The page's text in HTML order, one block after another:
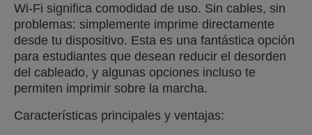
Wi-Fi significa comodidad de uso. Sin cables, sin
problemas: simplemente imprime directamente
desde tu dispositivo. Esta es una fantástica opción
para estudiantes que desean reducir el desorden
del cableado, y algunas opciones incluso te
permiten imprimir sobre la marcha.
Características principales y ventajas: